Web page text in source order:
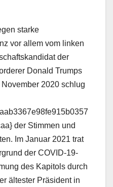
starke
vor allem vom linken
der
Donald Trumps
2020 schlug
der Stimmen und
Im Januar 2021 trat
der COVID-19-
des Kapitols durch
ältester Präsident in